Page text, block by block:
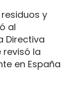
residuos y
al
Directiva
revisó la
en España